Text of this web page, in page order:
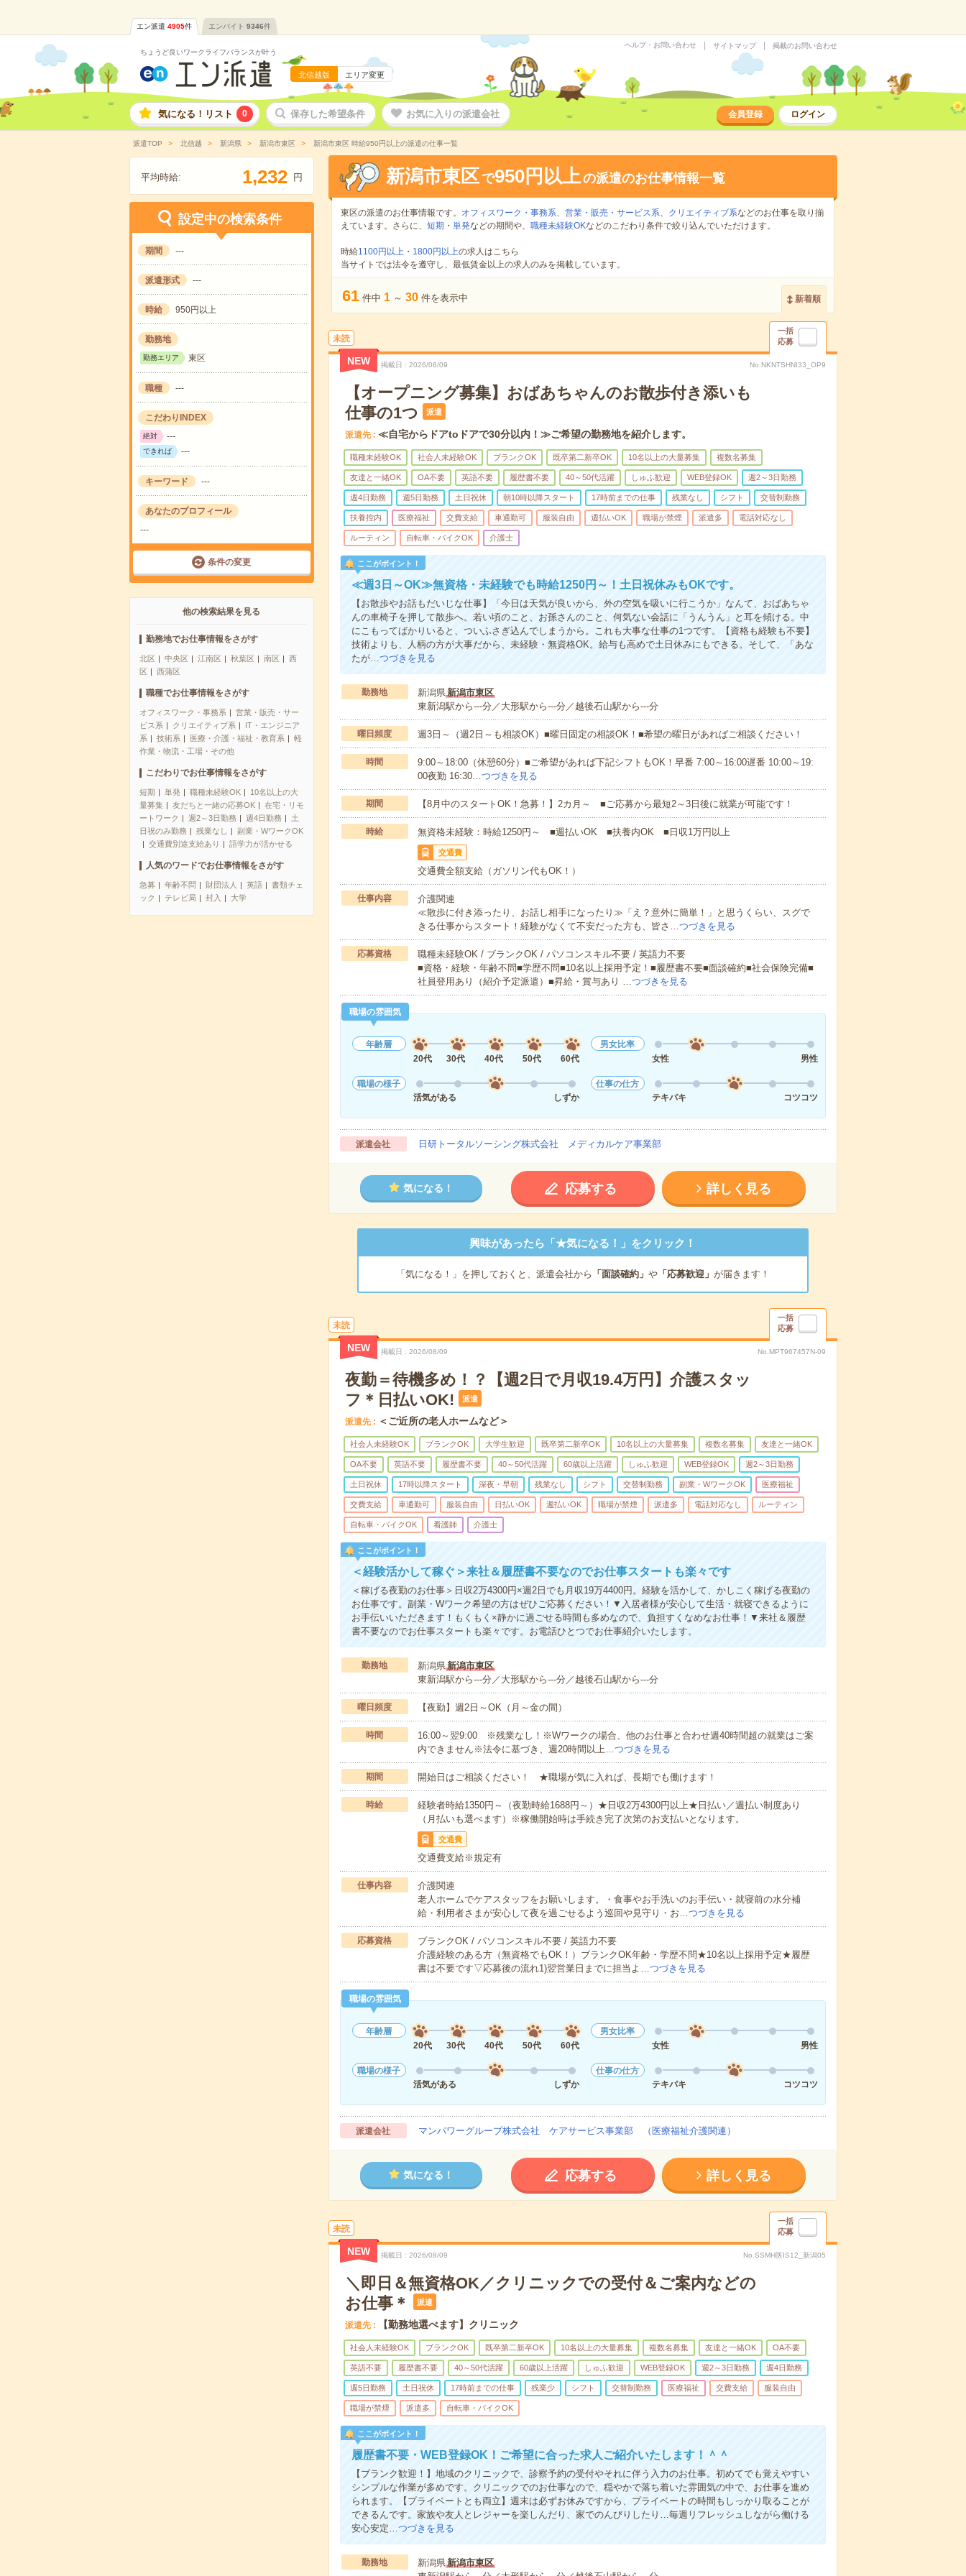
エン派遣 4905件 エンバイト 9346件
ちょうど良いワークライフバランスが叶う
北信越版 エリア変更
ヘルプ・お問い合わせ サイトマップ 掲載のお問い合わせ
気になる！リスト 0 保存した希望条件 お気に入りの派遣会社 会員登録 ログイン
派遣TOP 北信越 新潟県 新潟市東区 新潟市東区 時給950円以上の派遣の仕事一覧
平均時給: 1,232 円
設定中の検索条件
期間 ---
派遣形式 ---
時給 950円以上
勤務地
勤務エリア 東区
職種 ---
こだわりINDEX
絶対 ---
できれば ---
キーワード ---
あなたのプロフィール
---
条件の変更
他の検索結果を見る
勤務地でお仕事情報をさがす
北区 中央区 江南区 秋葉区 南区
西
区
西蒲区
職種でお仕事情報をさがす
オフィスワーク・事務系
営業・販売・サー
ビス系
クリエイティブ系
IT・エンジニア
系
技術系 医療・介護・福祉・教育系
軽
作業・物流・工場・その他
こだわりでお仕事情報をさがす
短期 単発 職種未経験OK
10名以上の大
量募集
友だちと一緒の応募OK
在宅・リモ
ートワーク
週2～3日勤務 週4日勤務
土
日祝のみ勤務
残業なし
副業・WワークOK
交通費別途支給あり
語学力が活かせる
人気のワードでお仕事情報をさがす
急募 年齢不問 財団法人 英語
書類チェ
ック
テレビ局 封入 大学
新潟市東区 で950円以上の派遣のお仕事情報一覧
東区の派遣のお仕事情報です。 オフィスワーク・事務系、 営業・販売・サービス系、 クリエイティブ系などのお仕事を取り揃
えています。さらに、 短期 ・ 単発などの期間や、 職種未経験OKなどのこだわり条件で絞り込んでいただけます。
時給1100円以上・ 1800円以上の求人はこちら
当サイトでは法令を遵守し、最低賃金以上の求人のみを掲載しています。
61 件中 1 ～ 30 件を表示中 新着順
未読
一括
応募
NEW 掲載日 2026/08/09 No.NKNTSHNI33_OP9
【オープニング募集】おばあちゃんのお散歩付き添いも
仕事の1つ
派遣
派遣先 ≪自宅からドアtoドアで30分以内！≫ご希望の勤務地を紹介します。
職種未経験OK 社会人未経験OK ブランクOK 既卒第二新卒OK 10名以上の大量募集 複数名募集
友達と一緒OK OA不要 英語不要 履歴書不要 40～50代活躍 しゅふ歓迎 WEB登録OK 週2～3日勤務
週4日勤務 週5日勤務 土日祝休 朝10時以降スタート 17時前までの仕事 残業なし シフト 交替制勤務
扶養控内 医療福祉 交費支給 車通勤可 服装自由 週払いOK 職場が禁煙 派遣多 電話対応なし
ルーティン 自転車・バイクOK 介護士
ここがポイント！
≪週3日～OK≫無資格・未経験でも時給1250円～！土日祝休みもOKです。
【お散歩やお話もだいじな仕事】「今日は天気が良いから、外の空気を吸いに行こうか」なんて、おばあちゃ
んの車椅子を押して散歩へ。若い頃のこと、お孫さんのこと、何気ない会話に「うんうん」と耳を傾ける。中
にこもってばかりいると、ついふさぎ込んでしまうから。これも大事な仕事の1つです。【資格も経験も不要】
技術よりも、人柄の方が大事だから、未経験・無資格OK。給与も高めで土日休みにもできる。そして、「あな
たが…つづきを見る
勤務地 新潟県新潟市東区
東新潟駅から---分／大形駅から---分／越後石山駅から---分
曜日頻度 週3日～（週2日～も相談OK）■曜日固定の相談OK！■希望の曜日があればご相談ください！
時間
9:00～18:00（休憩60分）■ご希望があれば下記シフトもOK！早番 7:00～16:00遅番 10:00～19:
00夜勤 16:30…つづきを見る
期間 【8月中のスタートOK！急募！】2カ月～ ■ご応募から最短2～3日後に就業が可能です！
時給 無資格未経験：時給1250円～ ■週払いOK ■扶養内OK ■日収1万円以上
交通費
交通費全額支給（ガソリン代もOK！）
仕事内容
介護関連
≪散歩に付き添ったり、お話し相手になったり≫「え？意外に簡単！」と思うくらい、スグで
きる仕事からスタート！経験がなくて不安だった方も、皆さ…つづきを見る
応募資格
職種未経験OK / ブランクOK / パソコンスキル不要 / 英語力不要
■資格・経験・年齢不問■学歴不問■10名以上採用予定！■履歴書不要■面談確約■社会保険完備■
社員登用あり（紹介予定派遣）■昇給・賞与あり …つづきを見る
職場の雰囲気
年齢層
20代
30代 40代 50代 60代
男女比率
女性
男性
職場の様子
活気がある
しずか
仕事の仕方
テキパキ
コツコツ
派遣会社 日研トータルソーシング株式会社 メディカルケア事業部
気になる！ 応募する 詳しく見る
興味があったら「★気になる！」をクリック！
「気になる！」を押しておくと、派遣会社から 「面談確約」 や「応募歓迎」 が届きます！
未読
一括
応募
NEW 掲載日 2026/08/09 No.MPT967457N-09
夜勤＝待機多め！？【週2日で月収19.4万円】介護スタッ
フ＊日払いOK!
派遣
派遣先 ＜ご近所の老人ホームなど＞
社会人未経験OK ブランクOK 大学生歓迎 既卒第二新卒OK 10名以上の大量募集 複数名募集 友達と一緒OK
OA不要 英語不要 履歴書不要 40～50代活躍 60歳以上活躍 しゅふ歓迎 WEB登録OK 週2～3日勤務
土日祝休 17時以降スタート 深夜・早朝 残業なし シフト 交替制勤務 副業・WワークOK 医療福祉
交費支給 車通勤可 服装自由 日払いOK 週払いOK 職場が禁煙 派遣多 電話対応なし ルーティン
自転車・バイクOK 看護師 介護士
ここがポイント！
＜経験活かして稼ぐ＞来社＆履歴書不要なのでお仕事スタートも楽々です
＜稼げる夜勤のお仕事＞日収2万4300円×週2日でも月収19万4400円。経験を活かして、かしこく稼げる夜勤の
お仕事です。副業・Wワーク希望の方はぜひご応募ください！▼入居者様が安心して生活・就寝できるように
お手伝いいただきます！もくもく×静かに過ごせる時間も多めなので、負担すくなめなお仕事！▼来社＆履歴
書不要なのでお仕事スタートも楽々です。お電話ひとつでお仕事紹介いたします。
勤務地 新潟県新潟市東区
東新潟駅から---分／大形駅から---分／越後石山駅から---分
曜日頻度 【夜勤】週2日～OK（月～金の間）
時間
16:00～翌9:00 ※残業なし！※Wワークの場合、他のお仕事と合わせ週40時間超の就業はご案
内できません※法令に基づき、週20時間以上…つづきを見る
期間 開始日はご相談ください！ ★職場が気に入れば、長期でも働けます！
時給
経験者時給1350円～（夜勤時給1688円～）★日収2万4300円以上★日払い／週払い制度あり
（月払いも選べます）※稼働開始時は手続き完了次第のお支払いとなります。
交通費
交通費支給※規定有
仕事内容
介護関連
老人ホームでケアスタッフをお願いします。・食事やお手洗いのお手伝い・就寝前の水分補
給・利用者さまが安心して夜を過ごせるよう巡回や見守り・お…つづきを見る
応募資格
ブランクOK / パソコンスキル不要 / 英語力不要
介護経験のある方（無資格でもOK！）ブランクOK年齢・学歴不問★10名以上採用予定★履歴
書は不要です▽応募後の流れ1)翌営業日までに担当よ…つづきを見る
職場の雰囲気
年齢層
20代
30代 40代 50代 60代
男女比率
女性
男性
職場の様子
活気がある
しずか
仕事の仕方
テキパキ
コツコツ
派遣会社 マンパワーグループ株式会社 ケアサービス事業部 （医療福祉介護関連）
気になる！ 応募する 詳しく見る
未読
一括
応募
NEW 掲載日 2026/08/09 No.SSMH医IS12_新潟05
＼即日＆無資格OK／クリニックでの受付＆ご案内などの
お仕事＊
派遣
派遣先 【勤務地選べます】クリニック
社会人未経験OK ブランクOK 既卒第二新卒OK 10名以上の大量募集 複数名募集 友達と一緒OK OA不要
英語不要 履歴書不要 40～50代活躍 60歳以上活躍 しゅふ歓迎 WEB登録OK 週2～3日勤務 週4日勤務
週5日勤務 土日祝休 17時前までの仕事 残業少 シフト 交替制勤務 医療福祉 交費支給 服装自由
職場が禁煙 派遣多 自転車・バイクOK
ここがポイント！
履歴書不要・WEB登録OK！ご希望に合った求人ご紹介いたします！＾＾
【ブランク歓迎！】地域のクリニックで、診察予約の受付やそれに伴う入力のお仕事。初めてでも覚えやすい
シンプルな作業が多めです。クリニックでのお仕事なので、穏やかで落ち着いた雰囲気の中で、お仕事を進め
られます。【プライベートとも両立】週末は必ずお休みですから、プライベートの時間もしっかり取ることが
できるんです。家族や友人とレジャーを楽しんだり、家でのんびりしたり…毎週リフレッシュしながら働ける
安心安定…つづきを見る
勤務地 新潟県新潟市東区